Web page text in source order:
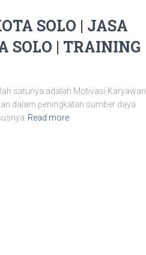
SOLO | JASA
SOLO | TRAINING
satunya adalah Motivasi Karyawan
dalam peningkatan sumber daya
Read more